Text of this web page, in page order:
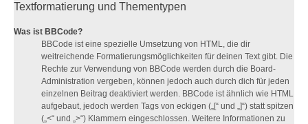
Textformatierung und Thementypen
Was ist BBCode?
BBCode ist eine spezielle Umsetzung von HTML, die dir
weitreichende Formatierungsmöglichkeiten für deinen Text gibt. Die
Rechte zur Verwendung von BBCode werden durch die Board-
Administration vergeben, können jedoch auch durch dich für jeden
einzelnen Beitrag deaktiviert werden. BBCode ist ähnlich wie HTML
aufgebaut, jedoch werden Tags von eckigen („[“ und „]“) statt spitzen
(„<“ und „>“) Klammern eingeschlossen. Weitere Informationen zu